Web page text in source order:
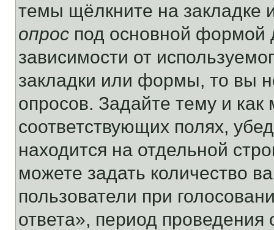
темы щёлкните на
опрос под основной формой
зависимости от
закладки или формы, то вы
опросов. Задайте тему и
соответствующих полях,
находится на отдельной
можете задать количество
пользователи при
ответа», период проведения